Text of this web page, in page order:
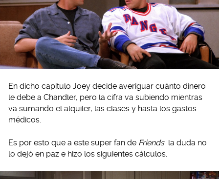
En dicho capítulo Joey decide averiguar cuánto dinero
le debe a Chandler, pero la cifra va subiendo mientras
va sumando el alquiler, las clases y hasta los gastos
médicos.
Es por esto que a este super fan de Friends la duda no
lo dejó en paz e hizo los siguientes cálculos.